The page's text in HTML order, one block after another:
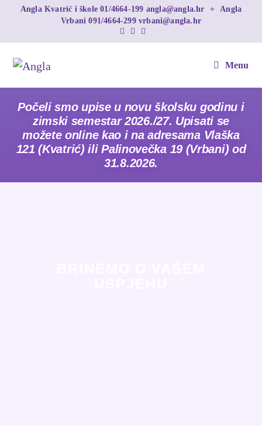
Angla Kvatrić i škole01/4664-199 angla@angla.hr +
Angla
Vrbani091/4664-299 vrbani@angla.hr
Menu
Počeli smo upise u novu školsku godinu i
zimski semestar 2026./27. Upisati se
možete online kao i na adresama Vlaška
121 (Kvatrić) ili Palinovečka 19 (Vrbani) od
31.8.2026.